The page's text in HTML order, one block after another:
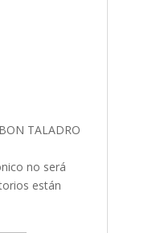
TALADRO
no será
están